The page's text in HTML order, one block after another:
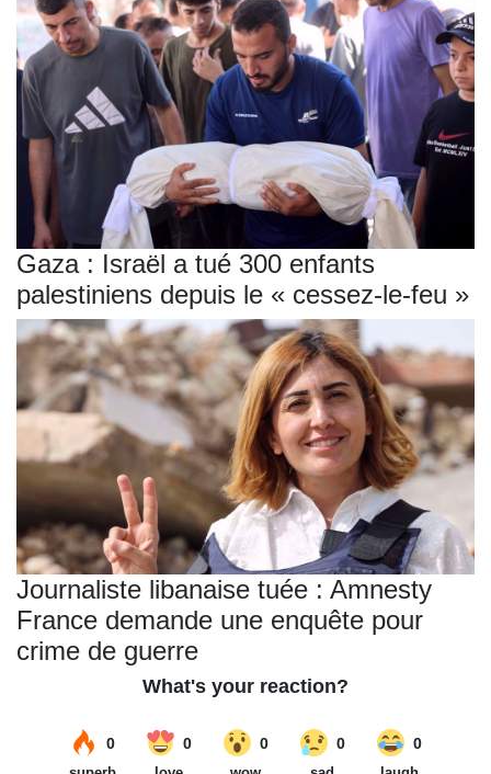
Gaza : Israël a tué 300 enfants
palestiniens depuis le « cessez-le-feu »
Journaliste libanaise tuée : Amnesty
France demande une enquête pour
crime de guerre